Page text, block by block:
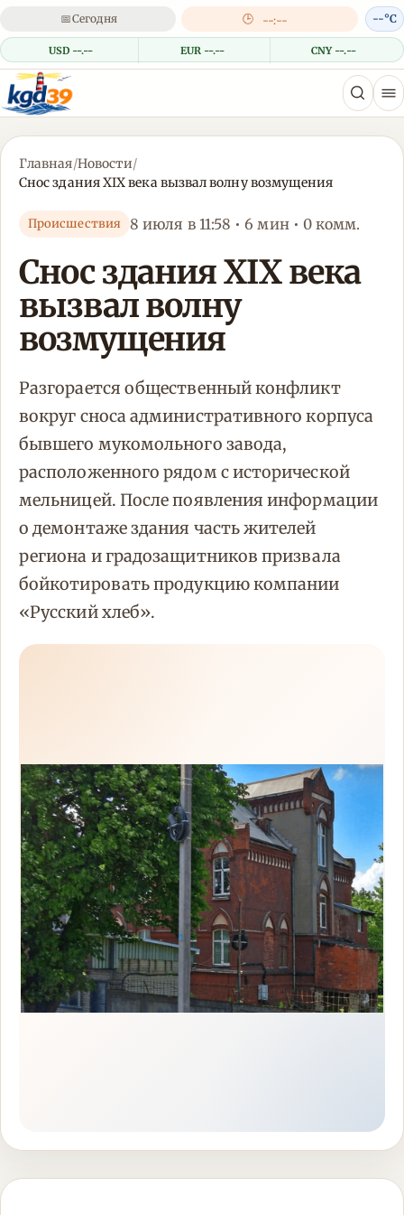
📅Сегодня 🕒 --:--
USD --.-- EUR --.-- CNY --.--
--°C
Главная/Новости/
Снос здания XIX века вызвал волну возмущения
Происшествия 8 июля в 11:58 • 6 мин • 0 комм.
Снос здания XIX века
вызвал волну
возмущения
Разгорается общественный конфликт
вокруг сноса административного корпуса
бывшего мукомольного завода,
расположенного рядом с исторической
мельницей. После появления информации
о демонтаже здания часть жителей
региона и градозащитников призвала
бойкотировать продукцию компании
«Русский хлеб».